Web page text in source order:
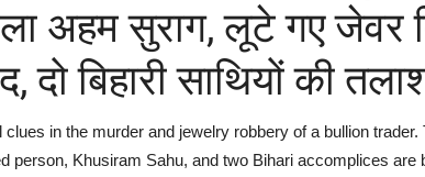
अहम सुराग, लूटे गए जेवर
दो बिहारी साथियों की
in the murder and jewelry robbery of a bullion
person, Khusiram Sahu, and two Bihari accomplices are